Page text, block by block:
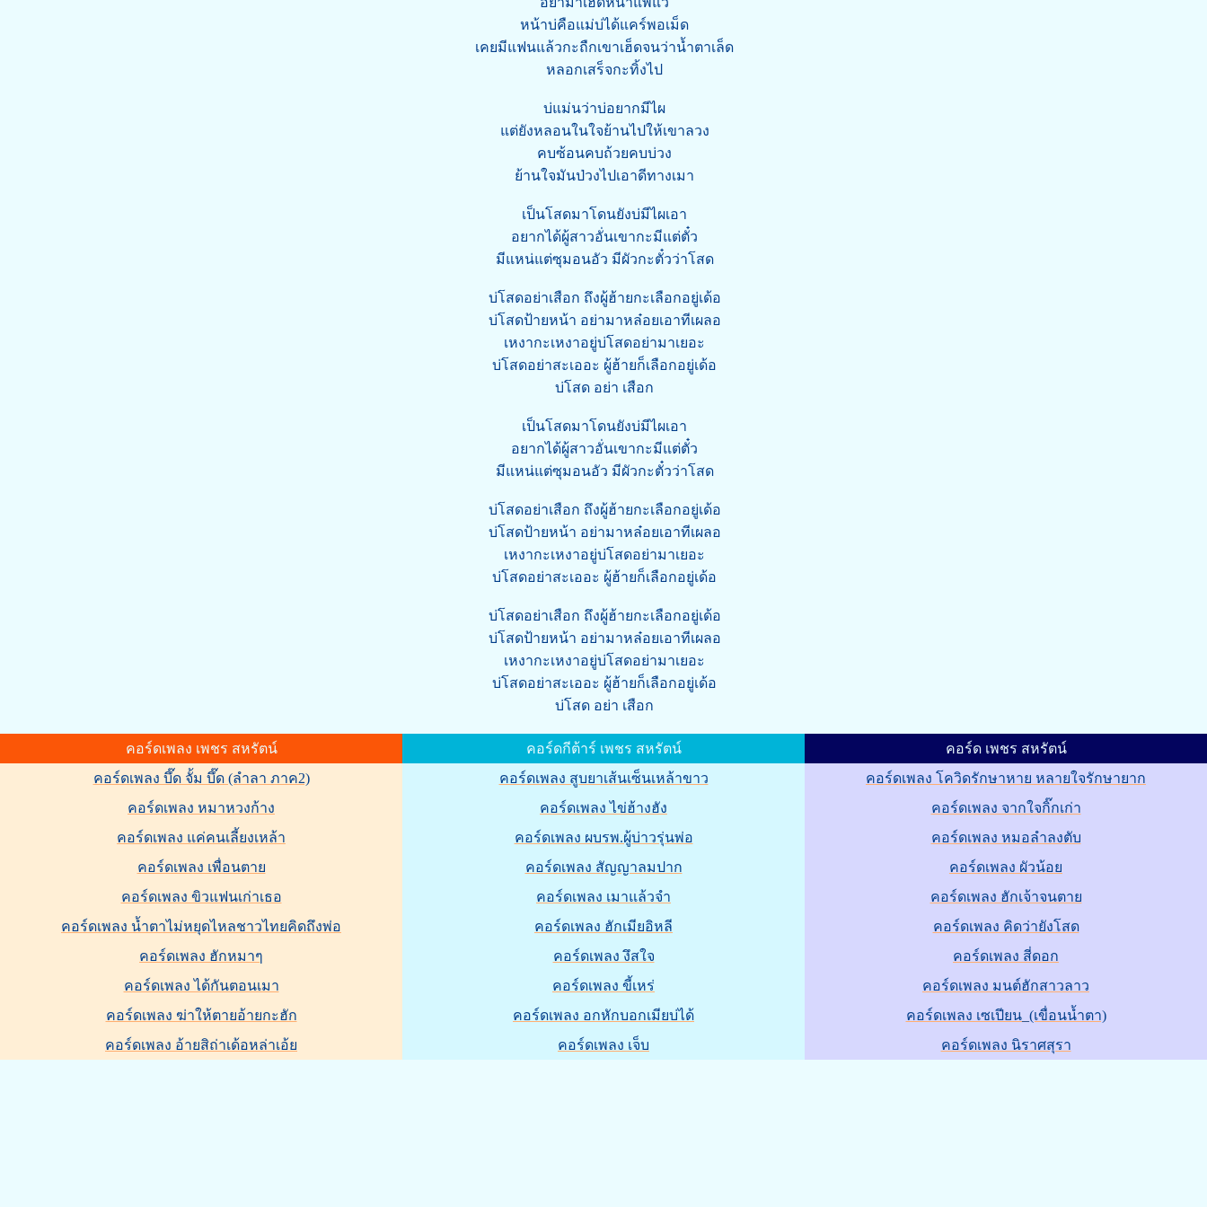
หน้าบ่คือแม่บ่ได้แคร์พอเม็ด
เคยมีแฟนแล้วกะถืกเขาเฮ็ดจนว่าน้ำตาเล็ด
หลอกเสร็จกะทิ้งไป
บ่แม่นว่าบ่อยากมีไผ
แต่ยังหลอนในใจย้านไปให้เขาลวง
คบซ้อนคบถ้วยคบบ่วง
ย้านใจมันป่วงไปเอาดีทางเมา
เป็นโสดมาโดนยังบ่มีไผเอา
อยากได้ผู้สาวอั่นเขากะมีแต่ตั๋ว
มีแหน่แต่ซุมอนอัว มีผัวกะตั๋วว่าโสด
บ่โสดอย่าเสือก ถึงผู้ฮ้ายกะเลือกอยู่เด้อ
บ่โสดป้ายหน้า อย่ามาหล๋อยเอาทีเผลอ
เหงากะเหงาอยู่บ่โสดอย่ามาเยอะ
บ่โสดอย่าสะเออะ ผู้ฮ้ายก็เลือกอยู่เด้อ
บ่โสด อย่า เสือก
เป็นโสดมาโดนยังบ่มีไผเอา
อยากได้ผู้สาวอั่นเขากะมีแต่ตั๋ว
มีแหน่แต่ซุมอนอัว มีผัวกะตั๋วว่าโสด
บ่โสดอย่าเสือก ถึงผู้ฮ้ายกะเลือกอยู่เด้อ
บ่โสดป้ายหน้า อย่ามาหล๋อยเอาทีเผลอ
เหงากะเหงาอยู่บ่โสดอย่ามาเยอะ
บ่โสดอย่าสะเออะ ผู้ฮ้ายก็เลือกอยู่เด้อ
บ่โสดอย่าเสือก ถึงผู้ฮ้ายกะเลือกอยู่เด้อ
บ่โสดป้ายหน้า อย่ามาหล๋อยเอาทีเผลอ
เหงากะเหงาอยู่บ่โสดอย่ามาเยอะ
บ่โสดอย่าสะเออะ ผู้ฮ้ายก็เลือกอยู่เด้อ
บ่โสด อย่า เสือก
คอร์ดเพลง เพชร สหรัตน์
คอร์ดเพลง บึ๊ด จั้ม บึ๊ด (ลำลา ภาค2)
คอร์ดเพลง หมาหวงก้าง
คอร์ดเพลง แค่คนเลี้ยงเหล้า
คอร์ดเพลง เพื่อนตาย
คอร์ดเพลง ขิวแฟนเก่าเธอ
คอร์ดเพลง น้ำตาไม่หยุดไหลชาวไทยคิดถึงพ่อ
คอร์ดเพลง ฮักหมาๆ
คอร์ดเพลง ได้กันตอนเมา
คอร์ดเพลง ฆ่าให้ตายอ้ายกะฮัก
คอร์ดเพลง อ้ายสิถ่าเด้อหล่าเอ้ย
คอร์ดกีต้าร์ เพชร สหรัตน์
คอร์ดเพลง สูบยาเส้นเซ็นเหล้าขาว
คอร์ดเพลง ไข่ฮ้างฮัง
คอร์ดเพลง ผบรพ.ผู้บ่าวรุ่นพ่อ
คอร์ดเพลง สัญญาลมปาก
คอร์ดเพลง เมาแล้วจำ
คอร์ดเพลง ฮักเมียอิหลี
คอร์ดเพลง งึสใจ
คอร์ดเพลง ขี้เหร่
คอร์ดเพลง อกหักบอกเมียบ่ได้
คอร์ดเพลง เจ็บ
คอร์ด เพชร สหรัตน์
คอร์ดเพลง โควิดรักษาหาย หลายใจรักษายาก
คอร์ดเพลง จากใจกิ๊กเก่า
คอร์ดเพลง หมอลำลงตับ
คอร์ดเพลง ผัวน้อย
คอร์ดเพลง ฮักเจ้าจนตาย
คอร์ดเพลง คิดว่ายังโสด
คอร์ดเพลง สี่ดอก
คอร์ดเพลง มนต์ฮักสาวลาว
คอร์ดเพลง เซเปียน_(เขื่อนน้ำตา)
คอร์ดเพลง นิราศสุรา